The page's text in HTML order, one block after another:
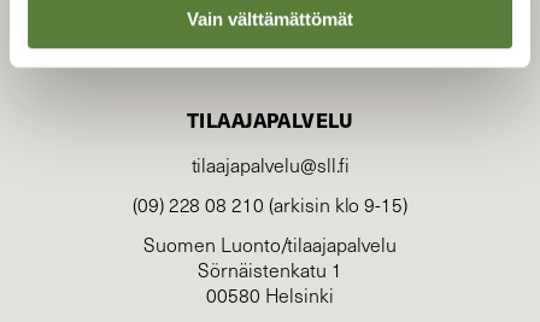
Vain välttämättömät
TILAAJAPALVELU
tilaajapalvelu@sll.fi
(09) 228 08 210 (arkisin klo 9-15)
Suomen Luonto/tilaajapalvelu
Sörnäistenkatu 1
00580 Helsinki